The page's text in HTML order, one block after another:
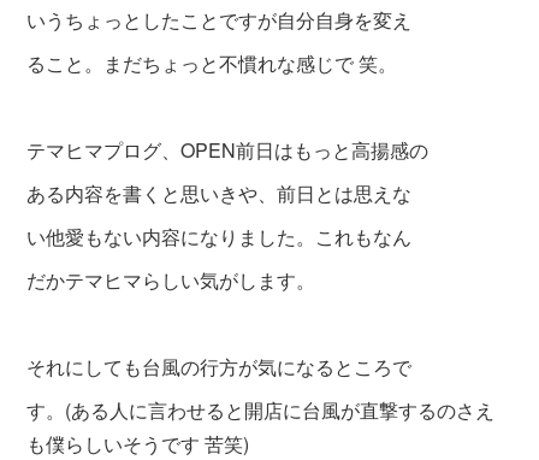
いうちょっとしたことですが自分自身を変え
ること。まだちょっと不慣れな感じで 笑。
テマヒマプログ、OPEN前日はもっと高揚感の
ある内容を書くと思いきや、前日とは思えな
い他愛もない内容になりました。これもなん
だかテマヒマらしい気がします。
それにしても台風の行方が気になるところで
す。(ある人に言わせると開店に台風が直撃するのさえ
も僕らしいそうです 苦笑)